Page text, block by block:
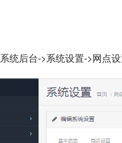
统后台->系统设置->网点